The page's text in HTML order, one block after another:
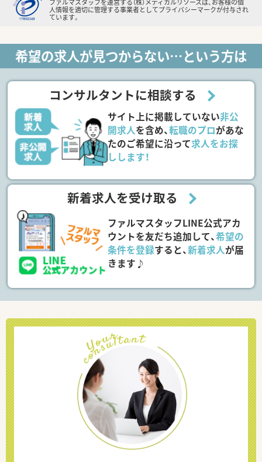
ファルマスタッフを運営する（株）メディカルリソースは、お客様の個
人情報を適切に管理する事業者としてプライバシーマークが付与され
ています。
希望の求人が見つからない…という方は
コンサルタントに相談する
サイト上に掲載していない非公
開求人を含め、転職のプロがあな
たのご希望に沿って求人をお探
しします！
新着求人を受け取る
ファルマスタッフLINE公式アカ
ウントを友だち追加して、希望の
条件を登録すると、新着求人が届
きます♪